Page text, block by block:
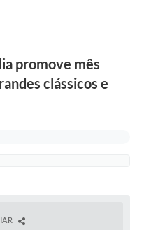
promove mês
clássicos e